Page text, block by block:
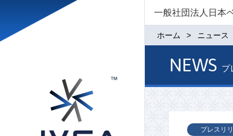
一般社団法人日本
ホーム ニュース
NEWS プ
プレスリ